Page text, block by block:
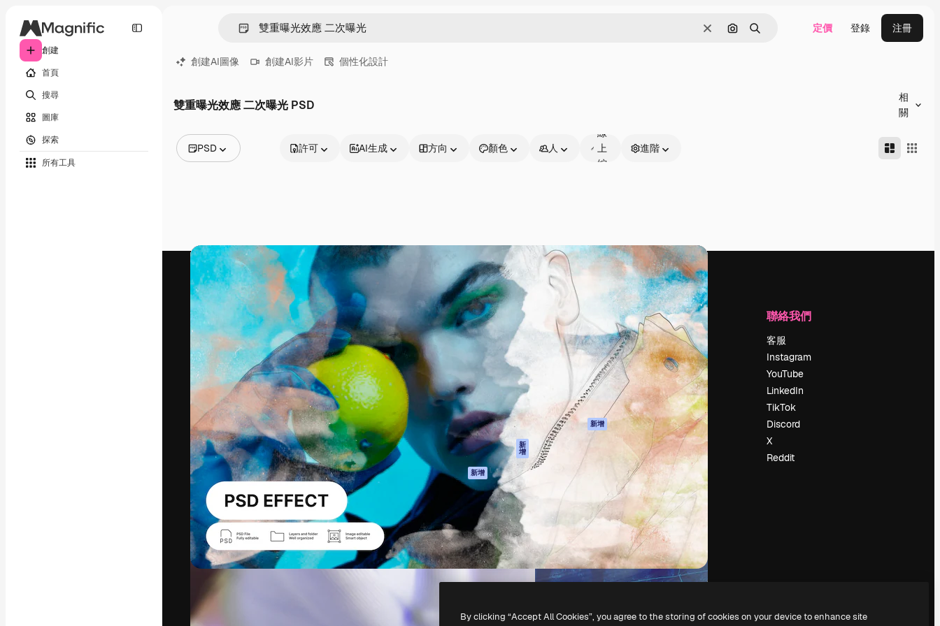
創建
首頁
搜尋
圖庫
探索
所有工具
清除 通過圖像搜索
搜尋 定價 登錄 注冊
創建AI圖像 創建AI影片 個性化設計
雙重曝光效應 二次曝光 PSD
相
關
PSD
視頻
片段
動態圖形
影片範本
圖標
3D模型
字體
許可 AI生成 方向 顏色 人
線
上
編
進階
引導你創作出最佳作品的創意平台。擁有超過
100萬訂閱者，涵蓋創意人士、企業、代理商
和工作室。
繁體中文 (香港)
產品
Spaces
AI圖像生成器
AI視頻生成器
AI語音生成器
圖庫內容
MCP用於
Claude/ChatGPT
新
增
AI助手 新增
流動應用程式
所有Magnific工具
開始使用
Academy
文件
使用條款
隱私政策
原創作品 新增
Cookie 政策
信任中心
聯盟夥伴
公司
定價
關於我們
評論
工作機會
搜索趨勢
博客
聚會活動
Slidesgo
出售內容
新聞室
正在尋找
magnific.ai
聯絡我們
客服
Instagram
YouTube
LinkedIn
TikTok
Discord
X
Reddit
Copyright © 2010-2026Freepik Company S.L.U.版權所有 .
By clicking “Accept All Cookies”, you agree to the storing of cookies on your device to enhance site